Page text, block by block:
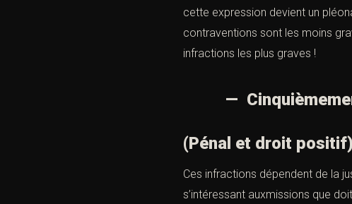
cette expression devient un
contraventions sont les moins
infractions les plus graves !
—
(Pénal et droit positif)
Ces infractions dépendent de la
s’intéressant auxmissions que